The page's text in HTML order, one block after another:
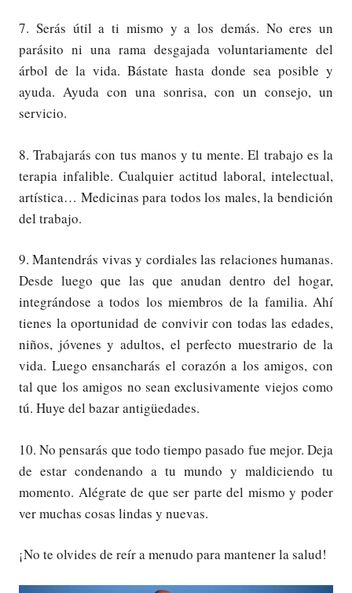
7. Serás útil a ti mismo y a los demás. No eres un
parásito ni una rama desgajada voluntariamente del
árbol de la vida. Bástate hasta donde sea posible y
ayuda. Ayuda con una sonrisa, con un consejo, un
servicio.
8. Trabajarás con tus manos y tu mente. El trabajo es la
terapia infalible. Cualquier actitud laboral, intelectual,
artística… Medicinas para todos los males, la bendición
del trabajo.
9. Mantendrás vivas y cordiales las relaciones humanas.
Desde luego que las que anudan dentro del hogar,
integrándose a todos los miembros de la familia. Ahí
tienes la oportunidad de convivir con todas las edades,
niños, jóvenes y adultos, el perfecto muestrario de la
vida. Luego ensancharás el corazón a los amigos, con
tal que los amigos no sean exclusivamente viejos como
tú. Huye del bazar antigüedades.
10. No pensarás que todo tiempo pasado fue mejor. Deja
de estar condenando a tu mundo y maldiciendo tu
momento. Alégrate de que ser parte del mismo y poder
ver muchas cosas lindas y nuevas.
¡No te olvides de reír a menudo para mantener la salud!